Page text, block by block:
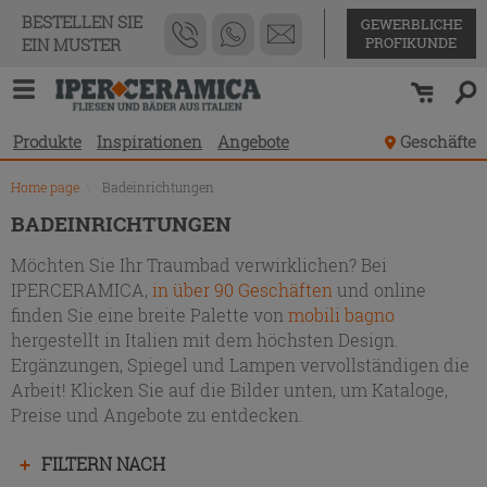
BESTELLEN SIE
EIN MUSTER
GEWERBLICHE
PROFIKUNDE
Produkte Inspirationen Angebote Geschäfte
Home page Badeinrichtungen
BADEINRICHTUNGEN
Möchten Sie Ihr Traumbad verwirklichen? Bei
IPERCERAMICA, in über 90 Geschäften und online
finden Sie eine breite Palette von mobili bagno
hergestellt in Italien mit dem höchsten Design.
Ergänzungen, Spiegel und Lampen vervollständigen die
Arbeit! Klicken Sie auf die Bilder unten, um Kataloge,
Preise und Angebote zu entdecken.
FILTERN NACH
Drücken
Produktverzeichnis